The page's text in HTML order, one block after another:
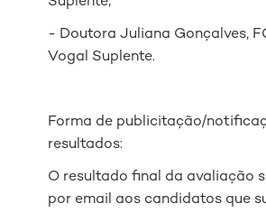
- Doutora Juliana Gonçalves,
Vogal Suplente.
Forma de publicitação/
resultados:
O resultado final da avaliação
por email aos candidatos que